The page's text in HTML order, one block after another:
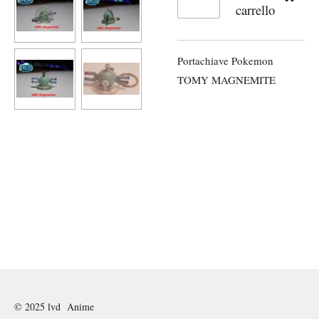
carrello
Portachiave Pokemon
TOMY MAGNEMITE
© 2025 lvd Anime